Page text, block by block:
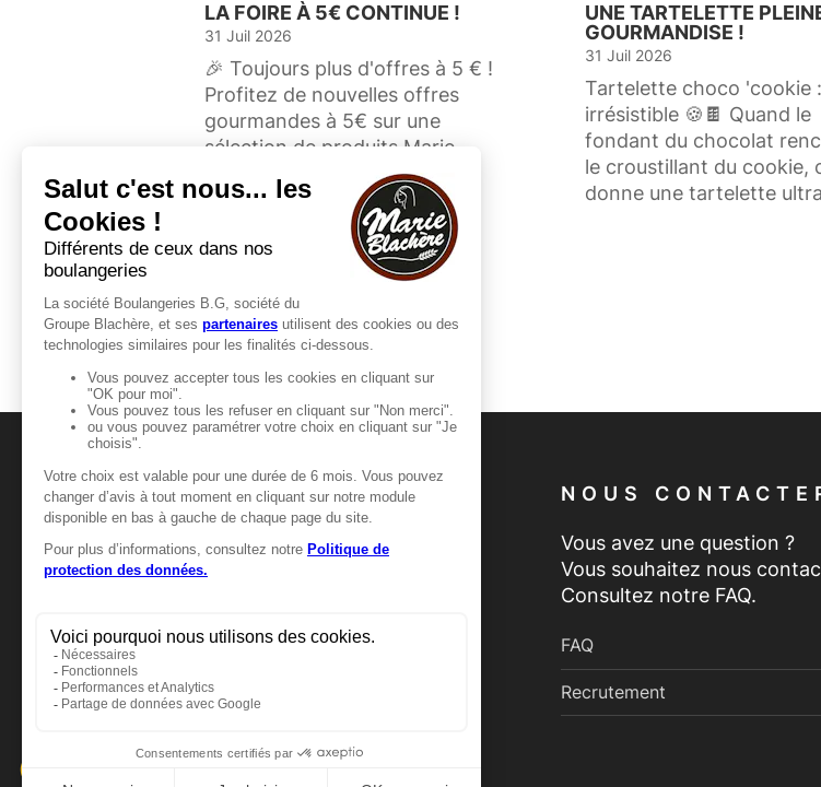
LA FOIRE À 5€ CONTINUE !
31 Juil 2026
🎉 Toujours plus d'offres à 5 € !
Profitez de nouvelles offres
gourmandes à 5€ sur une
sélection de produits Marie
Blachère. De quoi se faire
plaisir...
UNE TARTELETTE
GOURMANDISE !
31 Juil 2026
Tartelette choco 'cookie
irrésistible 🍪🍫 Quand le
fondant du chocolat
le croustillant du cookie,
donne une tartelette
MANGER-BOUGER
Manger-Bouger.fr
NOUS
Vous avez une question ?
Vous souhaitez nous
Consultez notre FAQ.
FAQ
Recrutement